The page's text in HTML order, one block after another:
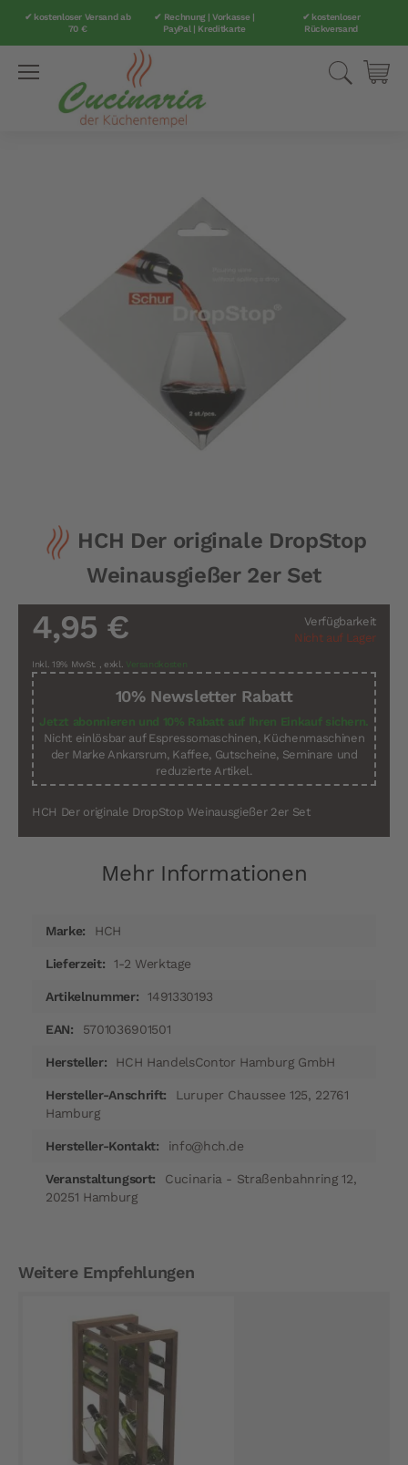
✔ kostenloser Versand ab
70 €
✔ Rechnung | Vorkasse |
PayPal | Kreditkarte
✔ kostenloser
Rückversand
Suche
Anfang
HCH Der originale DropStop
Weinausgießer 2er Set
Verfügbarkeit
Nicht auf Lager
4,95 €
Inkl. 19% MwSt. , exkl. Versandkosten
10% Newsletter Rabatt
Jetzt abonnieren und 10% Rabatt auf Ihren Einkauf sichern.
Nicht einlösbar auf Espressomaschinen, Küchenmaschinen
der Marke Ankarsrum, Kaffee, Gutscheine, Seminare und
reduzierte Artikel.
HCH Der originale DropStop Weinausgießer 2er Set
Mehr Informationen
InformationenHCH
1-2 Werktage
1491330193
5701036901501
HCH HandelsContor Hamburg GmbH
Luruper Chaussee 125, 22761
Hamburg
info@hch.de
Cucinaria - Straßenbahnring 12,
20251 Hamburg
Weitere Empfehlungen